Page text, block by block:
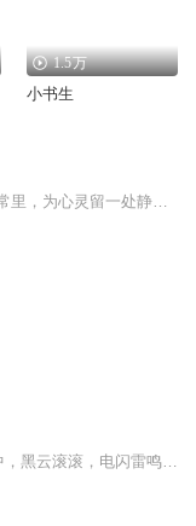
1.5万
小书生